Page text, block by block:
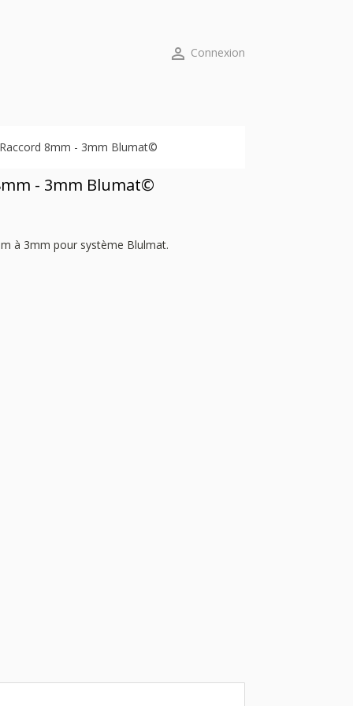
 Connexion
Raccord 8mm - 3mm Blumat©
- 3mm Blumat©
à 3mm pour système Blulmat.